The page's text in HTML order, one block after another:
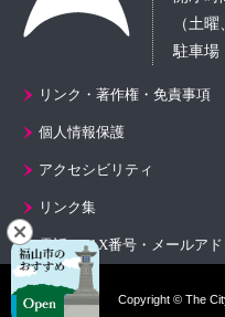
（土
駐車場
リンク・著作権・免責事項
個人情報保護
アクセシビリティ
リンク集
電話・FAX番号・メールア
Copyright © The